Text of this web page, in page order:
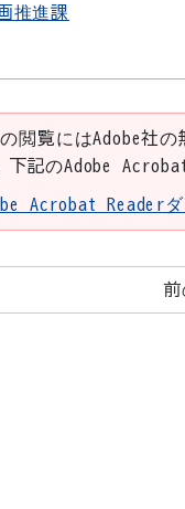
推進課
の閲覧にはAdobe社
下記のAdobe
Acrobat Readerダ
前